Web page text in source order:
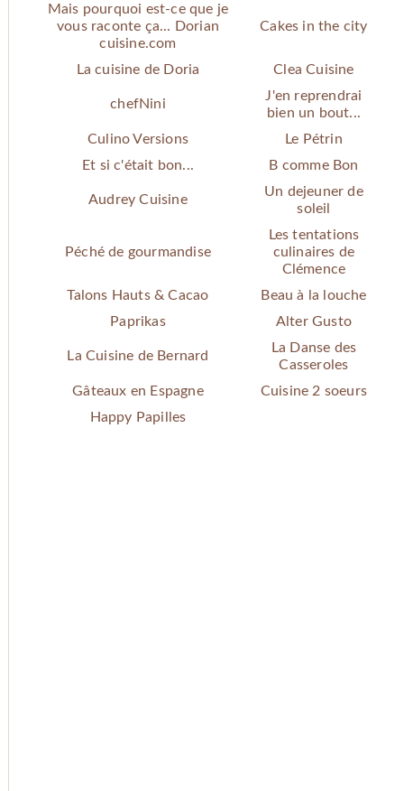
Mais pourquoi est-ce que je
vous raconte ça... Dorian
cuisine.com
Cakes in the city
La cuisine de Doria Clea Cuisine
chefNini
J'en reprendrai
bien un bout...
Culino Versions
Le Pétrin
Et si c'était bon...
B comme Bon
Audrey Cuisine
Un dejeuner de
soleil
Péché de gourmandise
Les tentations
culinaires de
Clémence
Talons Hauts & Cacao
Beau à la louche
Paprikas
Alter Gusto
La Cuisine de Bernard
La Danse des
Casseroles
Gâteaux en Espagne
Cuisine 2 soeurs
Happy Papilles